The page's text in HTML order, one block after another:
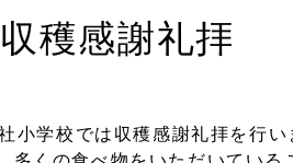
穫感謝礼拝
小学校では収穫感謝礼拝を行